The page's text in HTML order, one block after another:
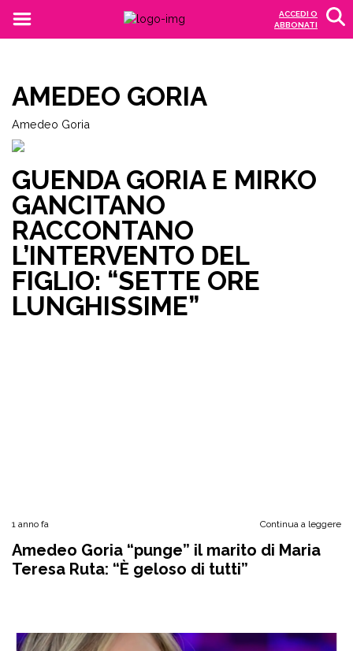
ACCEDI O
ABBONATI
AMEDEO GORIA
Amedeo Goria
GUENDA GORIA E MIRKO
GANCITANO
RACCONTANO
L’INTERVENTO DEL
FIGLIO: “SETTE ORE
LUNGHISSIME”
1 anno fa Continua a leggere
Amedeo Goria “punge” il marito di Maria
Teresa Ruta: “È geloso di tutti”